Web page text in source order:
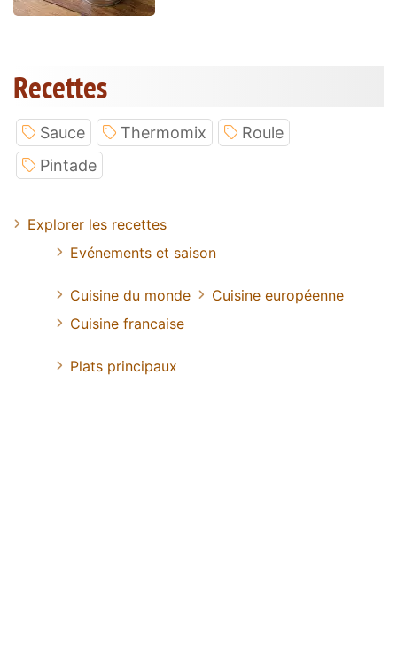
Recettes
Sauce Thermomix
Roule
Pintade
Explorer les recettes
Evénements et saison
Cuisine du monde
Cuisine européenne
Cuisine francaise
Plats principaux